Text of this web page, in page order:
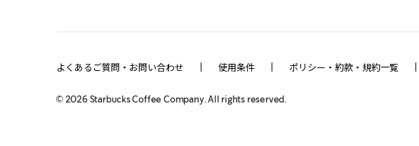
よくあるご質問・お問い合わせ 使用条件 ポリシー・約款・規約一覧
© 2026Starbucks Coffee Company. All rights reserved.